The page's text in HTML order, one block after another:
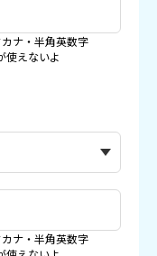
ナ・半角英数字
使えないよ
ナ・半角英数字